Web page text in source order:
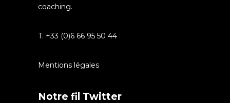
coaching.
T. +33 (0)6 66 95 50 44
Mentions légales
Notre fil Twitter